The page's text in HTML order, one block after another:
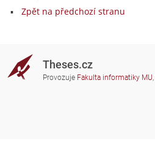
Zpět na předchozí stranu
Theses.cz
Provozuje Fakulta informatiky MU,